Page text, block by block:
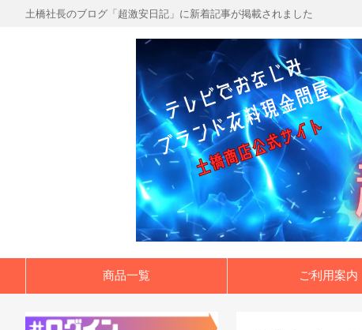
土橋社長のブログ「超激安日記」に新着記事が掲載されました
商品一覧 ご利用案内